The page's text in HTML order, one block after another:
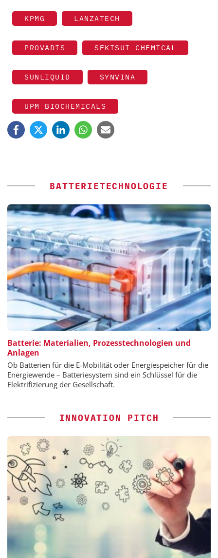
KPMG LANZATECH
PROVADIS SEKISUI CHEMICAL
SUNLIQUID SYNVINA
UPM BIOCHEMICALS
BATTERIETECHNOLOGIE
Batterie: Materialien, Prozesstechnologien und
Anlagen
Ob Batterien für die E-Mobilität oder Energiespeicher für die
Energiewende – Batteriesystem sind ein Schlüssel für die
Elektrifizierung der Gesellschaft.
INNOVATION PITCH